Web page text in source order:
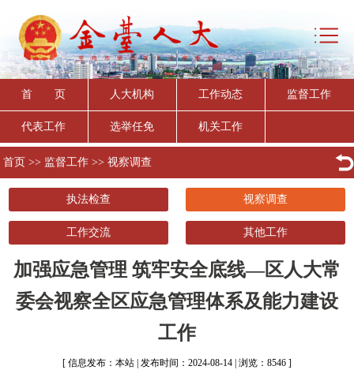
首 页 人大机构 工作动态 监督工作
代表工作 选举任免 机关工作
首页 >> 监督工作 >> 视察调查
执法检查 视察调查
工作交流 其他工作
加强应急管理 筑牢安全底线—区人大常
委会视察全区应急管理体系及能力建设
工作
[ 信息发布：本站 | 发布时间：2024-08-14 | 浏览：8546 ]